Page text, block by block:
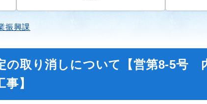
振興課
の取り消しについて【営第8-5号
】